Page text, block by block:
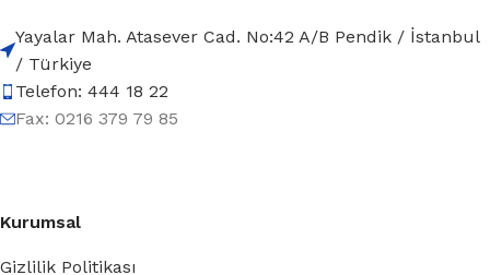
Yayalar Mah. Atasever Cad. No:42 A/B Pendik / İstanbul
/ Türkiye
Telefon: 444 18 22
Fax: 0216 379 79 85
Kurumsal
Gizlilik Politikası